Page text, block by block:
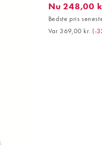
Nu 248,00 kr..
Nu 248,00
Bedste pris
Var 369,00 kr. (-